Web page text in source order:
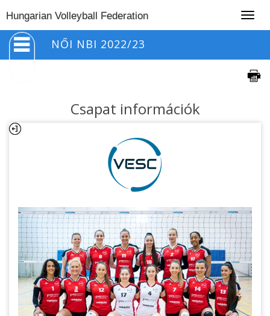
Hungarian Volleyball Federation
NŐI NBI 2022/23
Csapat információk